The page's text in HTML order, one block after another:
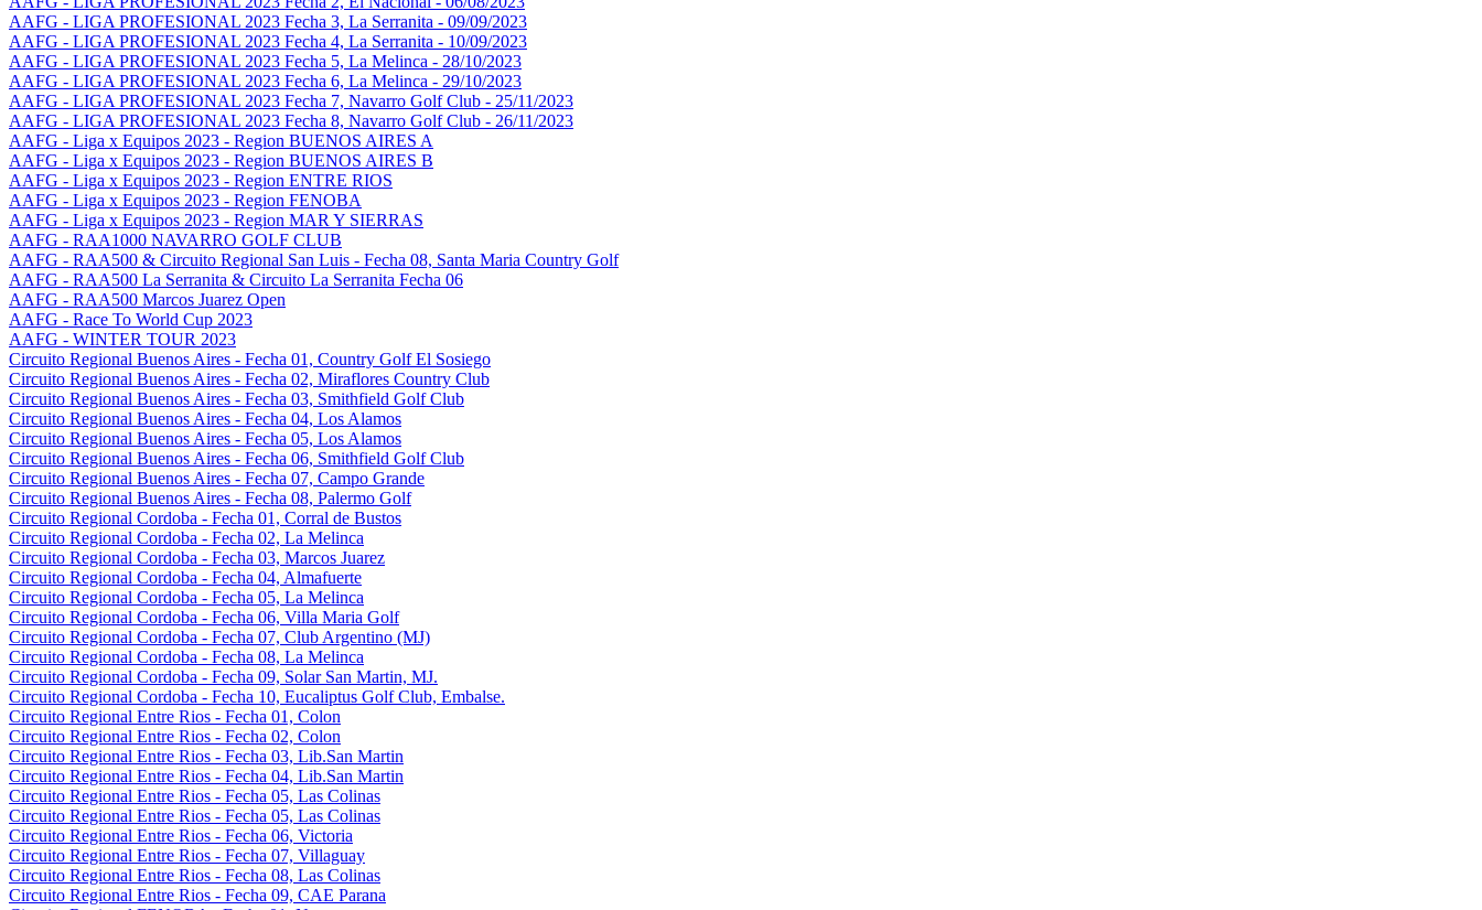
AAFG - LIGA PROFESIONAL 2023 Fecha 3, La Serranita - 09/09/2023
AAFG - LIGA PROFESIONAL 2023 Fecha 4, La Serranita - 10/09/2023
AAFG - LIGA PROFESIONAL 2023 Fecha 5, La Melinca - 28/10/2023
AAFG - LIGA PROFESIONAL 2023 Fecha 6, La Melinca - 29/10/2023
AAFG - LIGA PROFESIONAL 2023 Fecha 7, Navarro Golf Club - 25/11/2023
AAFG - LIGA PROFESIONAL 2023 Fecha 8, Navarro Golf Club - 26/11/2023
AAFG - Liga x Equipos 2023 - Region BUENOS AIRES A
AAFG - Liga x Equipos 2023 - Region BUENOS AIRES B
AAFG - Liga x Equipos 2023 - Region ENTRE RIOS
AAFG - Liga x Equipos 2023 - Region FENOBA
AAFG - Liga x Equipos 2023 - Region MAR Y SIERRAS
AAFG - RAA1000 NAVARRO GOLF CLUB
AAFG - RAA500 & Circuito Regional San Luis - Fecha 08, Santa Maria Country Golf
AAFG - RAA500 La Serranita & Circuito La Serranita Fecha 06
AAFG - RAA500 Marcos Juarez Open
AAFG - Race To World Cup 2023
AAFG - WINTER TOUR 2023
Circuito Regional Buenos Aires - Fecha 01, Country Golf El Sosiego
Circuito Regional Buenos Aires - Fecha 02, Miraflores Country Club
Circuito Regional Buenos Aires - Fecha 03, Smithfield Golf Club
Circuito Regional Buenos Aires - Fecha 04, Los Alamos
Circuito Regional Buenos Aires - Fecha 05, Los Alamos
Circuito Regional Buenos Aires - Fecha 06, Smithfield Golf Club
Circuito Regional Buenos Aires - Fecha 07, Campo Grande
Circuito Regional Buenos Aires - Fecha 08, Palermo Golf
Circuito Regional Cordoba - Fecha 01, Corral de Bustos
Circuito Regional Cordoba - Fecha 02, La Melinca
Circuito Regional Cordoba - Fecha 03, Marcos Juarez
Circuito Regional Cordoba - Fecha 04, Almafuerte
Circuito Regional Cordoba - Fecha 05, La Melinca
Circuito Regional Cordoba - Fecha 06, Villa Maria Golf
Circuito Regional Cordoba - Fecha 07, Club Argentino (MJ)
Circuito Regional Cordoba - Fecha 08, La Melinca
Circuito Regional Cordoba - Fecha 09, Solar San Martin, MJ.
Circuito Regional Cordoba - Fecha 10, Eucaliptus Golf Club, Embalse.
Circuito Regional Entre Rios - Fecha 01, Colon
Circuito Regional Entre Rios - Fecha 02, Colon
Circuito Regional Entre Rios - Fecha 03, Lib.San Martin
Circuito Regional Entre Rios - Fecha 04, Lib.San Martin
Circuito Regional Entre Rios - Fecha 05, Las Colinas
Circuito Regional Entre Rios - Fecha 05, Las Colinas
Circuito Regional Entre Rios - Fecha 06, Victoria
Circuito Regional Entre Rios - Fecha 07, Villaguay
Circuito Regional Entre Rios - Fecha 08, Las Colinas
Circuito Regional Entre Rios - Fecha 09, CAE Parana